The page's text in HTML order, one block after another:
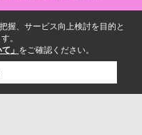
握、サービス向上検討を目的と
。
」 をご確認ください。